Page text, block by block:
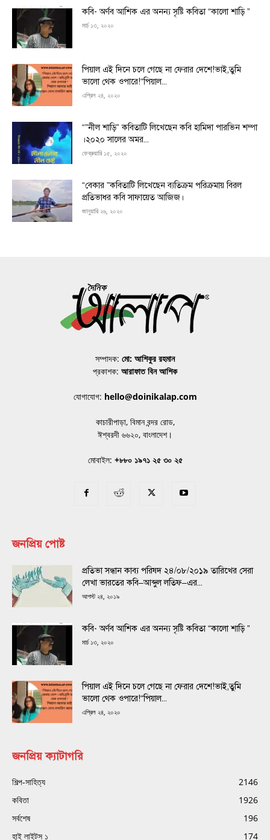
কবি- অর্ণব আশিক এর অনন্য সৃষ্টি কবিতা “কালো শাড়ি ”
মার্চ ১৩, ২০২০
পিয়াল এই দিনে চলে গেছে না ফেরার দেশে!ভাই,তুমি
ভালো থেক ওপারে!“পিয়াল...
এপ্রিল ২৪, ২০২০
“”নীল শাড়ি” কবিতাটি লিখেছেন কবি হামিদা পারভিন শম্পা
।২০২০ সালের অমর...
ফেব্রুয়ারি ১৫, ২০২০
“বেকার ”কবিতাটি লিখেছেন ব্যতিক্রম পরিক্রমায় বিরল
প্রতিভাধর কবি সাফায়েত আজিজ।
জানুয়ারি ২৬, ২০২০
সম্পাদক: মো: আশিকুর রহমান
প্রকাশক: আরাফাত বিন আশিক
যোগাযোগ: hello@doinikalap.com
কাচারীপাড়া, বিমান বন্দর রোড,
ঈশ্বরদী ৬৬২০, বাংলাদেশ।
মোবাইল: +৮৮০ ১৯৭১ ২৫ ৩০ ২৫
জনপ্রিয় পোষ্ট
প্রতিভা সন্ধান কাব্য পরিষদ ২৪/০৮/২০১৯ তারিখের সেরা
লেখা ভারতের কবি–আব্দুল লতিফ–এর...
আগস্ট ২৪, ২০১৯
কবি- অর্ণব আশিক এর অনন্য সৃষ্টি কবিতা “কালো শাড়ি ”
মার্চ ১৩, ২০২০
পিয়াল এই দিনে চলে গেছে না ফেরার দেশে!ভাই,তুমি
ভালো থেক ওপারে!“পিয়াল...
এপ্রিল ২৪, ২০২০
জনপ্রিয় ক্যাটাগরি
শিল্প-সাহিত্য
2146
কবিতা
1926
সর্বশেষ
196
হাই লাইটস ১
174